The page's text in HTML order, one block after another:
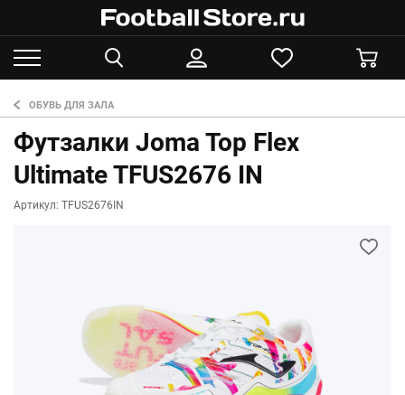
ОБУВЬ ДЛЯ ЗАЛА
Футзалки Joma Top Flex
Ultimate TFUS2676 IN
Артикул: TFUS2676IN